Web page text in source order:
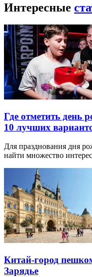
Интересные
Где отметить день
10 лучших
Для празднования дня
найти множество
Китай-город
Зарядье